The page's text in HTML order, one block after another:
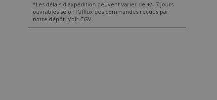
*Les délais d'expédition peuvent varier de +/- 7 jours
ouvrables selon l'afflux des commandes reçues par
notre dépôt. Voir CGV.